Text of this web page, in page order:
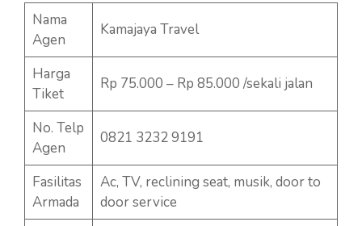
Nama
Agen
Kamajaya Travel
Harga
Tiket
Rp 75.000 – Rp 85.000 /sekali jalan
No. Telp
Agen
0821 3232 9191
Fasilitas
Armada
Ac, TV, reclining seat, musik, door to
door service